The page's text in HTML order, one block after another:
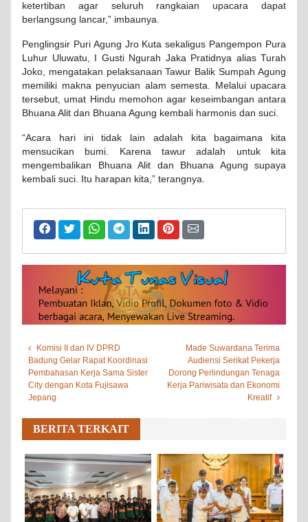
ketertiban agar seluruh rangkaian upacara dapat
berlangsung lancar,” imbaunya.
Penglingsir Puri Agung Jro Kuta sekaligus Pangempon Pura
Luhur Uluwatu, I Gusti Ngurah Jaka Pratidnya alias Turah
Joko, mengatakan pelaksanaan Tawur Balik Sumpah Agung
memiliki makna penyucian alam semesta. Melalui upacara
tersebut, umat Hindu memohon agar keseimbangan antara
Bhuana Alit dan Bhuana Agung kembali harmonis dan suci.
“Acara hari ini tidak lain adalah kita bagaimana kita
mensucikan bumi. Karena tawur adalah untuk kita
mengembalikan Bhuana Alit dan Bhuana Agung supaya
kembali suci. Itu harapan kita,” terangnya.
Komisi II dan IV DPRD
Badung Gelar Rapat Koordinasi
Pembahasan Kerja Sama Sister
City dengan Kota Fujisawa
Jepang
Made Suwardana Terima
Audiensi Serikat Pekerja
Dorong Perlindungan Tenaga
Kerja Pariwisata dan Ekonomi
Kreatif
BERITA TERKAIT